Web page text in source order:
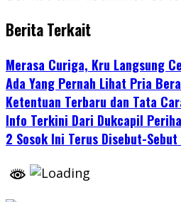
Berita Terkait
Merasa Curiga, Kru Langsung
Ada Yang Pernah Lihat Pria
Ketentuan Terbaru dan Tata
Info Terkini Dari Dukcapil
2 Sosok Ini Terus Disebut-